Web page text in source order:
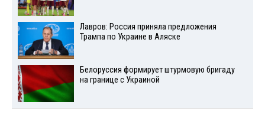
Лавров: Россия приняла предложения
Трампа по Украине в Аляске
Белоруссия формирует штурмовую бригаду
на границе с Украиной